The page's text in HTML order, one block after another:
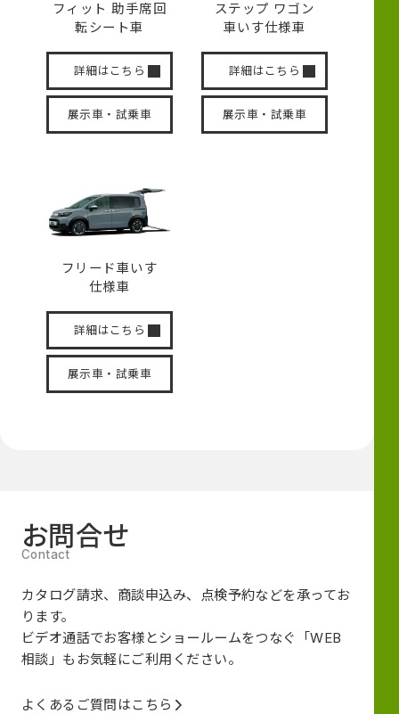
フィット 助手席回
転シート車
詳細はこちら
展示車・試乗車
ステップ ワゴン
車いす仕様車
詳細はこちら
展示車・試乗車
フリード車いす
仕様車
詳細はこちら
展示車・試乗車
お問合せ
カタログ請求、商談申込み、点検予約などを承ってお
ります。
ビデオ通話でお客様とショールームをつなぐ
「WEB
相談」も お気軽にご利用ください。
よくあるご質問はこちら